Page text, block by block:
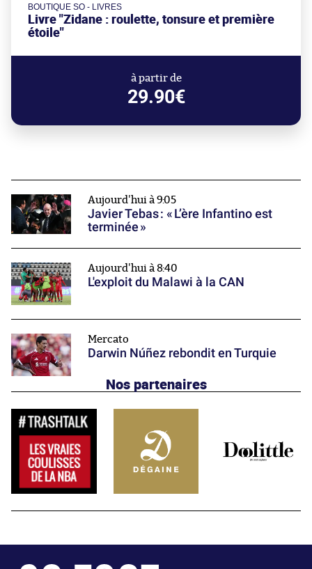
BOUTIQUE SO - LIVRES
Livre "Zidane : roulette, tonsure et première
étoile"
à partir de
29.90€
Aujourd'hui à 9:05
Javier Tebas : « L’ère Infantino est
terminée »
Aujourd'hui à 8:40
L'exploit du Malawi à la CAN
Mercato
Darwin Núñez rebondit en Turquie
Nos partenaires